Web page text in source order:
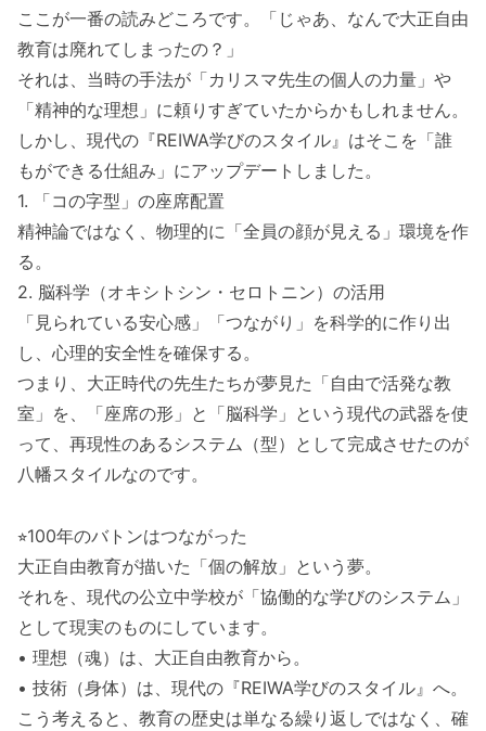
ここが一番の読みどころです。「じゃあ、なんで大正自由
教育は廃れてしまったの？」
それは、当時の手法が「カリスマ先生の個人の力量」や
「精神的な理想」に頼りすぎていたからかもしれません。
しかし、現代の『REIWA学びのスタイル』はそこを「誰
もができる仕組み」にアップデートしました。
1. 「コの字型」の座席配置
精神論ではなく、物理的に「全員の顔が見える」環境を作
る。
2. 脳科学（オキシトシン・セロトニン）の活用
「見られている安心感」「つながり」を科学的に作り出
し、心理的安全性を確保する。
つまり、大正時代の先生たちが夢見た「自由で活発な教
室」を、「座席の形」と「脳科学」という現代の武器を使
って、再現性のあるシステム（型）として完成させたのが
八幡スタイルなのです。
⭐︎100年のバトンはつながった
大正自由教育が描いた「個の解放」という夢。
それを、現代の公立中学校が「協働的な学びのシステム」
として現実のものにしています。
• 理想（魂）は、大正自由教育から。
• 技術（身体）は、現代の『REIWA学びのスタイル』へ。
こう考えると、教育の歴史は単なる繰り返しではなく、確